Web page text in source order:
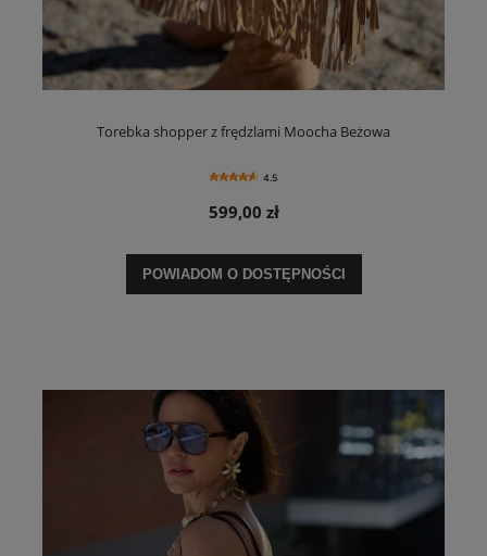
Torebka shopper z frędzlami Moocha Beżowa
4.5
599,00 zł
POWIADOM O DOSTĘPNOŚCI